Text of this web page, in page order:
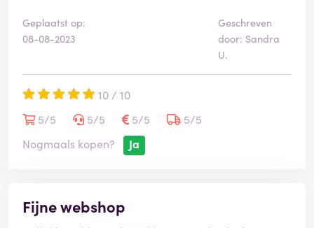
Geplaatst op:
08-08-2023
Geschreven
door: Sandra
U.
10 / 10
5/5
5/5 5/5
5/5
Nogmaals kopen?
Ja
Fijne webshop